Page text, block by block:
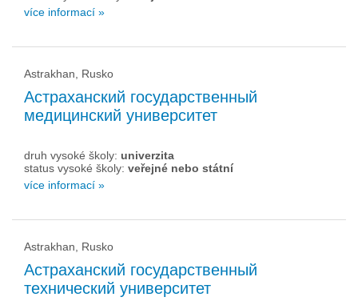
více informací »
Astrakhan, Rusko
Астраханский государственный
медицинский университет
druh vysoké školy: univerzita
status vysoké školy: veřejné nebo státní
více informací »
Astrakhan, Rusko
Астраханский государственный
технический университет